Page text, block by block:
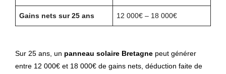
Gains nets sur 25 ans 12 000€ – 18 000€
Sur 25 ans, un panneau solaire Bretagne peut générer
entre 12 000€ et 18 000€ de gains nets, déduction faite de